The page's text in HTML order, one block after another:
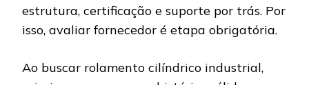
estrutura, certificação e suporte por trás. Por
isso, avaliar fornecedor é etapa obrigatória.
Ao buscar rolamento cilíndrico industrial,